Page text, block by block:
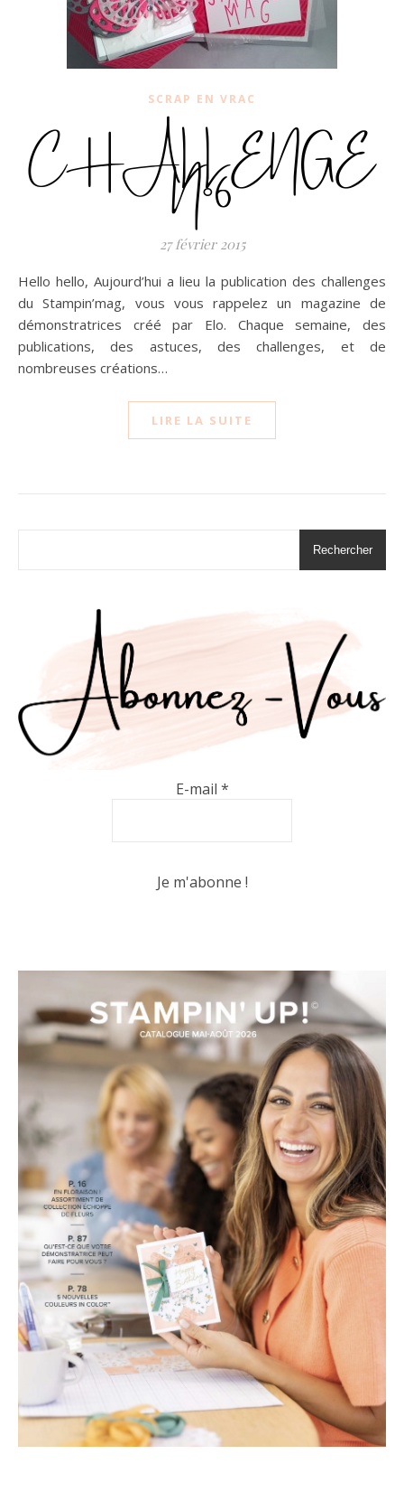
SCRAP EN VRAC
CHALLENGE
N°6
27 février 2015
Hello hello, Aujourd’hui a lieu la publication des challenges
du Stampin’mag, vous vous rappelez un magazine de
démonstratrices créé par Elo. Chaque semaine, des
publications, des astuces, des challenges, et de
nombreuses créations…
LIRE LA SUITE
Rechercher
E-mail *